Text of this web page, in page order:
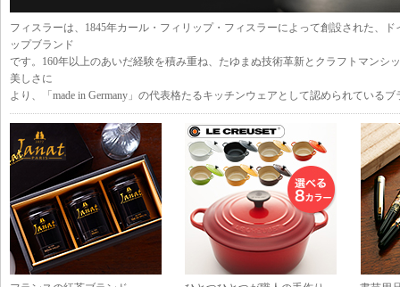
フィスラーは、1845年カール・フィリップ・フィスラーによって創設された、
ップブランド
です。160年以上のあいだ経験を積み重ね、たゆまぬ技術革新とクラフトマンシ
美しさに
より、「made in Germany」の代表格たるキッチンウェアとして認めら